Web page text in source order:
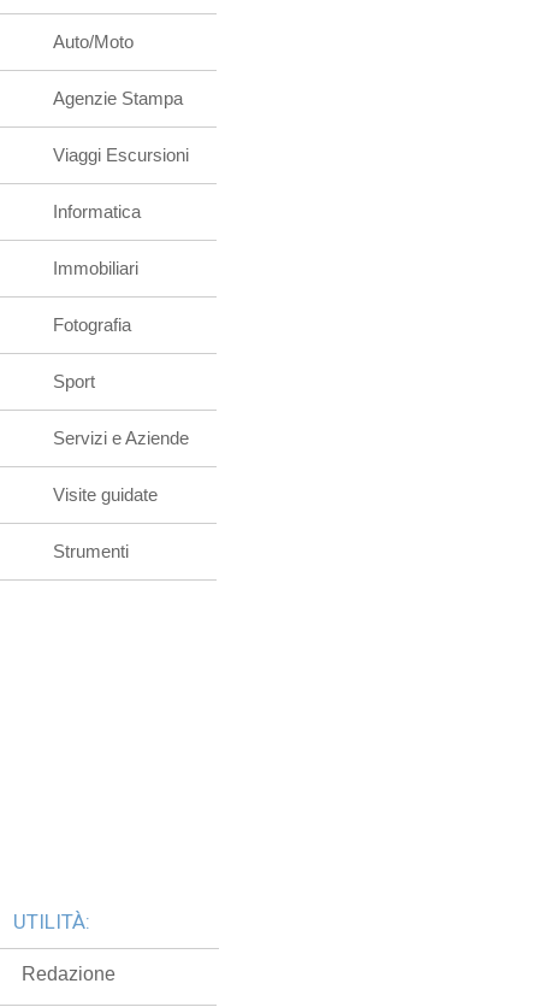
Auto/Moto
Agenzie Stampa
Viaggi Escursioni
Informatica
Immobiliari
Fotografia
Sport
Servizi e Aziende
Visite guidate
Strumenti
UTILITÀ:
Redazione